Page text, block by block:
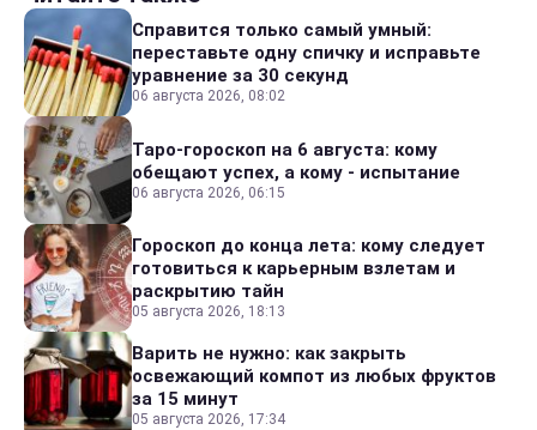
Справится только самый умный:
переставьте одну спичку и исправьте
уравнение за 30 секунд
06 августа 2026, 08:02
Таро-гороскоп на 6 августа: кому
обещают успех, а кому - испытание
06 августа 2026, 06:15
Гороскоп до конца лета: кому следует
готовиться к карьерным взлетам и
раскрытию тайн
05 августа 2026, 18:13
Варить не нужно: как закрыть
освежающий компот из любых фруктов
за 15 минут
05 августа 2026, 17:34